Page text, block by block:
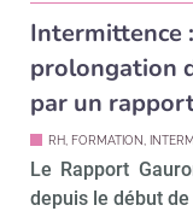
Intermittence
prolongation
par un
RH, FORMATION,
Le Rapport
depuis le début